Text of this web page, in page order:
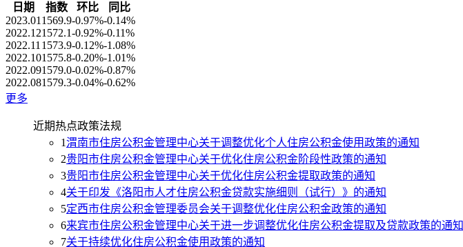
日期 指数 环比
同比
2023.01 1569.9-0.97%-0.14%
2022.121572.1-0.92%-0.11%
2022.11 1573.9-0.12%-1.08%
2022.101575.8-0.20%-1.01%
2022.091579.0-0.02%-0.87%
2022.081579.3-0.04%-0.62%
更多
近期热点政策法规
1渭南市住房公积金管理中心关于调整优化个人住房公积金使用政策的通知
2贵阳市住房公积金管理中心关于优化住房公积金阶段性政策的通知
3贵阳市住房公积金管理中心关于优化住房公积金提取政策的通知
4关于印发《洛阳市人才住房公积金贷款实施细则（试行）》的通知
5定西市住房公积金管理委员会关于调整优化住房公积金政策的通知
6来宾市住房公积金管理中心关于进一步调整优化住房公积金提取及贷款政策的通知
7关于持续优化住房公积金使用政策的通知